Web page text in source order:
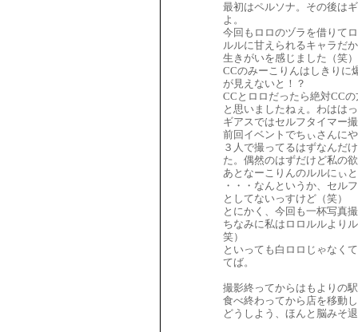
最初はペルソナ。その後は
よ。
今回もロロのヅラを借りて
ルルに甘えられるキャラだ
生きがいを感じました（笑
CCのみーこりんはしきりに
が見えないと！？
CCとロロだったら絶対CC
と思いましたねぇ。わはは
ギアスではセルフタイマー
前回イベントでちぃさんに
３人で撮ってるはずなんだ
た。偶然のはずだけど私の
あとなーこりんのルルにぃ
・・・なんというか、セル
としてないっすけど（笑）
とにかく、今回も一杯写真
ちなみに私はロロルルより
笑）
といっても白ロロじゃなく
てば。
撮影終ってからはもよりの
食べ終わってから店を移動
どうしよう、ほんと脳みそ